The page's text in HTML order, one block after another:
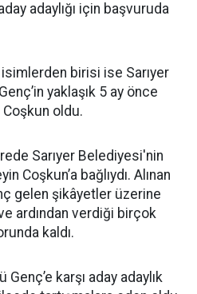
adaylığı için başvuruda
isimlerden birisi ise Sarıyer
yaklaşık 5 ay önce
Coşkun oldu.
Sarıyer Belediyesi'nin
Coşkun’a bağlıydı. Alınan
gelen şikâyetler üzerine
ardından verdiği birçok
kaldı.
karşı aday adaylık